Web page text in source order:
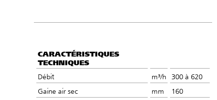
CARACTÉRISTIQUES
TECHNIQUES
Débit m³/h
300 à 620
Gaine air sec
mm
160